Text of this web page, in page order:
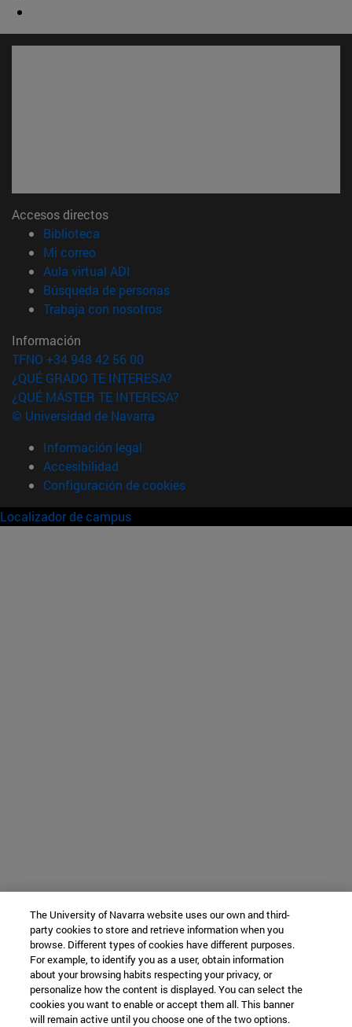
Accesos directos
Biblioteca
Mi correo(abre en nueva ventana)
Aula virtual ADI
Búsqueda de personas(abre en nueva ventana)
Trabaja con nosotros(abre en nueva ventana)
Información
TFNO +34 948 42 56 00
¿QUÉ GRADO TE INTERESA?
¿QUÉ MÁSTER TE INTERESA?
© Universidad de Navarra
Información legal
Accesibilidad
Configuración de cookies
Localizador de campus
The University of Navarra website uses our own and third-
party cookies to store and retrieve information when you
browse. Different types of cookies have different purposes.
For example, to identify you as a user, obtain information
about your browsing habits respecting your privacy, or
personalize how the content is displayed. You can select the
cookies you want to enable or accept them all. This banner
will remain active until you choose one of the two options.